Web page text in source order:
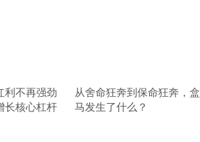
利不再强劲
长核心杠杆
从舍命狂奔到保命狂奔，盒
马发生了什么？